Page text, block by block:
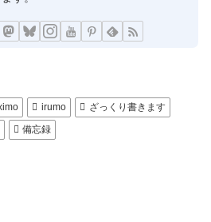
irumo
ざっくり書きます
備忘録